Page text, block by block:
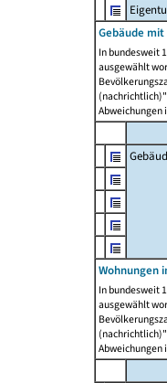
Gebäude
In bundesweit
ausgewählt
Abweichungen
Wohnungen
In bundesweit
ausgewählt
Abweichungen